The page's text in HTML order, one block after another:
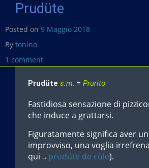
Prudüte
Posted on 9 Maggio 2018
By tonino
1 comment
Prudüte s.m. = Prurito
Fastidiosa sensazione di
che induce a grattarsi.
Figuratamente significa aver
improvviso, una voglia
qui→prudüte de cüle).